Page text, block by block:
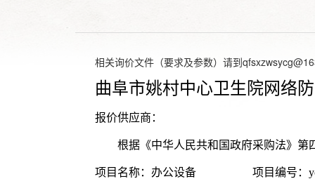
相关询价文件（要求及参数）请到
曲阜市姚村中心卫生院网络
报价供应商：
根据《中华人民共和国政府采购法》第
项目名称： 办公设备 项目编号：